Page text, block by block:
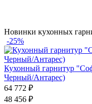
Новинки кухонных
-25%
Кухонный гарнитур
Черный/Антарес)
64 772 ₽
48 456 ₽